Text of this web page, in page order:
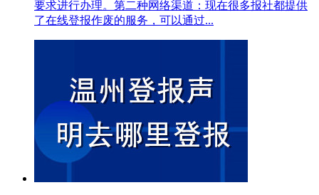
要求进行办理。第二种网络渠道：现在很多报社都提供
了在线登报作废的服务，可以通过...